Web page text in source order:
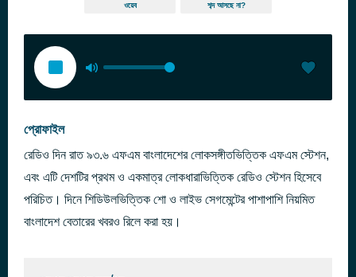
ওয়েব শব্দ আসছে না?
প্রোফাইল
রেডিও দিন রাত ৯৩.৬ এফএম বাংলাদেশের লোকসঙ্গীতভিত্তিক এফএম স্টেশন,
এবং এটি দেশটির প্রথম ও একমাত্র লোকধারাভিত্তিক রেডিও স্টেশন হিসেবে
পরিচিত। দিনে শিডিউলভিত্তিক শো ও লাইভ সেগমেন্টের পাশাপাশি নিয়মিত
বাংলাদেশ বেতারের খবরও রিলে করা হয়।